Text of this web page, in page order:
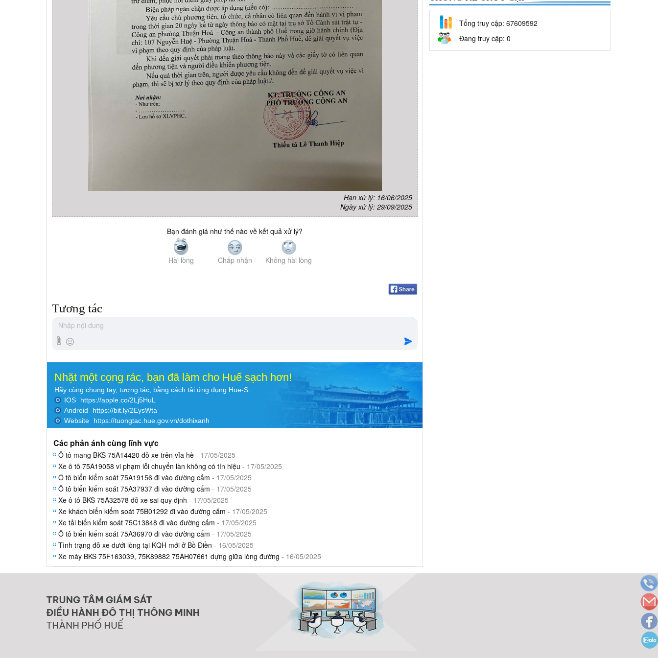
Hạn xử lý: 16/06/2025
Ngày xử lý: 29/09/2025
Bạn đánh giá như thế nào về kết quả xử lý?
Hài lòng Chấp nhận Không hài lòng
Tương tác
Nhặt một cọng rác, bạn đã làm cho Huế sạch hơn!
Hãy cùng chung tay, tương tác, bằng cách tải ứng dụng Hue-S:
IOS
https://apple.co/2Lj5HuL
Android
https://bit.ly/2EysWta
Website
https://tuongtac.hue.gov.vn/dothixanh
Các phản ánh cùng lĩnh vực
Ô tô mang BKS 75A14420 đỗ xe trên vỉa hè - 17/05/2025
Xe ô tô 75A19058 vi phạm lỗi chuyển làn không có tín hiệu - 17/05/2025
Ô tô biển kiểm soát 75A19156 đi vào đường cấm - 17/05/2025
Ô tô biển kiểm soát 75A37937 đi vào đường cấm - 17/05/2025
Xe ô tô BKS 75A32578 đỗ xe sai quy định - 17/05/2025
Xe khách biển kiểm soát 75B01292 đi vào đường cấm - 17/05/2025
Xe tải biển kiểm soát 75C13848 đi vào đường cấm - 17/05/2025
Ô tô biển kiểm soát 75A36970 đi vào đường cấm - 17/05/2025
Tình trạng đỗ xe dưới lòng tại KQH mới ở Bồ Điền - 16/05/2025
Xe máy BKS 75F163039, 75K89882 75AH07661 dựng giữa lòng đường - 16/05/2025
Tổng truy cập: 67609592
Đang truy cập: 0